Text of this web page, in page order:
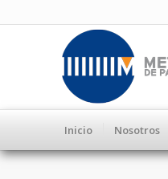
Inicio Nosotros